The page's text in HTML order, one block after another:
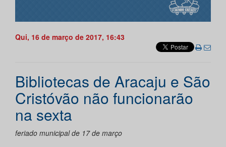
Qui, 16 de março de 2017, 16:43
Bibliotecas de Aracaju e São
Cristóvão não funcionarão
na sexta
feriado municipal de 17 de março